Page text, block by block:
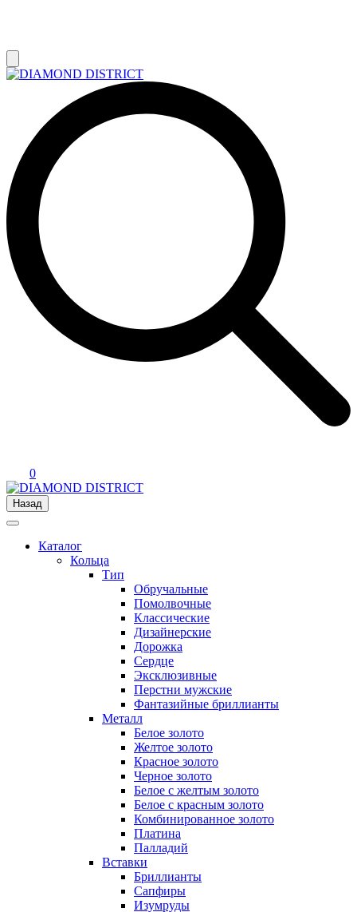
0
Назад
Каталог
Кольца
Тип
Обручальные
Помолвочные
Классические
Дизайнерские
Дорожка
Сердце
Эксклюзивные
Перстни мужские
Фантазийные бриллианты
Металл
Белое золото
Желтое золото
Красное золото
Черное золото
Белое с желтым золото
Белое с красным золото
Комбинированное золото
Платина
Палладий
Вставки
Бриллианты
Сапфиры
Изумруды